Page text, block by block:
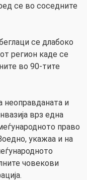
се во соседните
се длабоко
регион каде се
во 90-тите
неоправданата и
врз една
право
укажаа и на
човекови